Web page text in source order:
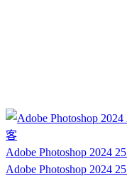
Adobe Photoshop 2024
Adobe Photoshop 2024